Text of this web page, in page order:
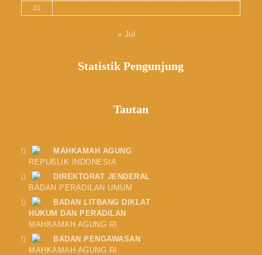
31
« Jul
Statistik Pengunjung
Tautan
MAHKAMAH AGUNG
REPUBLIK INDONESIA
DIREKTORAT JENDERAL
BADAN PERADILAN UMUM
BADAN LITBANG DIKLAT
HUKUM DAN PERADILAN
MAHKAMAH AGUNG RI
BADAN PENGAWASAN
MAHKAMAH AGUNG RI